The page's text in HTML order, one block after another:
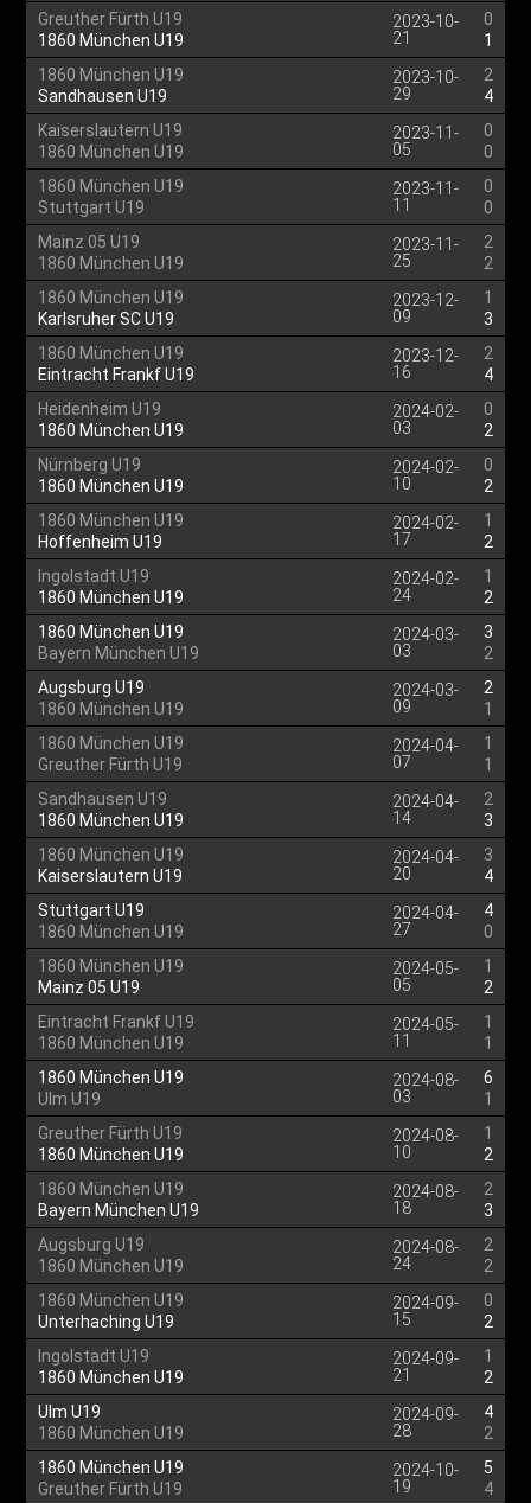
Greuther Fürth U19
1860 München U19
2023-10-
21
0
1
1860 München U19
Sandhausen U19
2023-10-
29
2
4
Kaiserslautern U19
1860 München U19
2023-11-
05
0
0
1860 München U19
Stuttgart U19
2023-11-
11
0
0
Mainz 05 U19
1860 München U19
2023-11-
25
2
2
1860 München U19
Karlsruher SC U19
2023-12-
09
1
3
1860 München U19
Eintracht Frankf U19
2023-12-
16
2
4
Heidenheim U19
1860 München U19
2024-02-
03
0
2
Nürnberg U19
1860 München U19
2024-02-
10
0
2
1860 München U19
Hoffenheim U19
2024-02-
17
1
2
Ingolstadt U19
1860 München U19
2024-02-
24
1
2
1860 München U19
Bayern München U19
2024-03-
03
3
2
Augsburg U19
1860 München U19
2024-03-
09
2
1
1860 München U19
Greuther Fürth U19
2024-04-
07
1
1
Sandhausen U19
1860 München U19
2024-04-
14
2
3
1860 München U19
Kaiserslautern U19
2024-04-
20
3
4
Stuttgart U19
1860 München U19
2024-04-
27
4
0
1860 München U19
Mainz 05 U19
2024-05-
05
1
2
Eintracht Frankf U19
1860 München U19
2024-05-
11
1
1
1860 München U19
Ulm U19
2024-08-
03
6
1
Greuther Fürth U19
1860 München U19
2024-08-
10
1
2
1860 München U19
Bayern München U19
2024-08-
18
2
3
Augsburg U19
1860 München U19
2024-08-
24
2
2
1860 München U19
Unterhaching U19
2024-09-
15
0
2
Ingolstadt U19
1860 München U19
2024-09-
21
1
2
Ulm U19
1860 München U19
2024-09-
28
4
2
1860 München U19
Greuther Fürth U19
2024-10-
19
5
4